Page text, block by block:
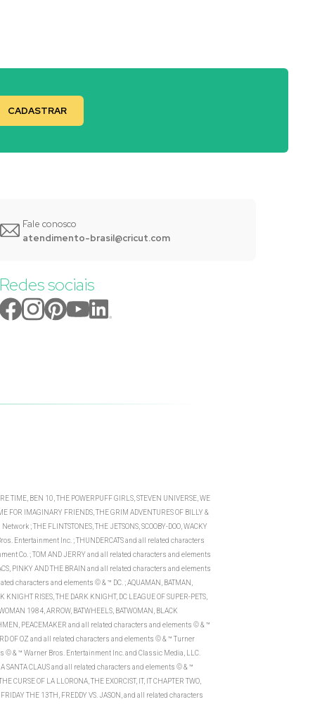
Fale conosco
atendimento-brasil@cricut.com
sociais
BEN 10, THE POWERPUFF GIRLS, STEVEN UNIVERSE, WE
FOR IMAGINARY FRIENDS, THE GRIM ADVENTURES OF BILLY &
; THE FLINTSTONES, THE JETSONS, SCOOBY-DOO, WACKY
Entertainment Inc. ; THUNDERCATS and all related characters
Co. ; TOM AND JERRY and all related characters and elements
PINKY AND THE BRAIN and all related characters and elements
characters and elements © & ™ DC. ; AQUAMAN, BATMAN,
RISES, THE DARK KNIGHT, DC LEAGUE OF SUPER-PETS,
1984, ARROW, BATWHEELS, BATWOMAN, BLACK
PEACEMAKER and all related characters and elements © & ™
OF OZ and all related characters and elements © & ™ Turner
© & ™ Warner Bros. Entertainment Inc. and Classic Media, LLC.
SANTA CLAUS and all related characters and elements © & ™
OF LA LLORONA, THE EXORCIST, IT, IT CHAPTER TWO,
THE 13TH, FREDDY VS. JASON, and all related characters